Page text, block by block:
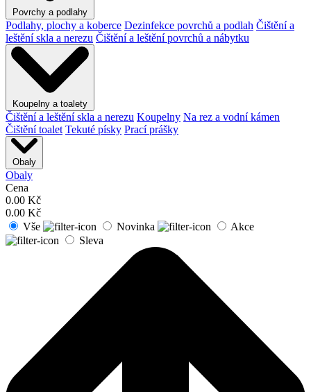
Povrchy a podlahy
Podlahy, plochy a koberce Dezinfekce povrchů a podlah Čištění a
leštění skla a nerezu Čištění a leštění povrchů a nábytku
Koupelny a toalety
Čištění a leštění skla a nerezu Koupelny Na rez a vodní kámen
Čištění toalet Tekuté písky Prací prášky
Obaly
Obaly
Cena
0.00 Kč
0.00 Kč
Vše
Novinka
Akce
Sleva